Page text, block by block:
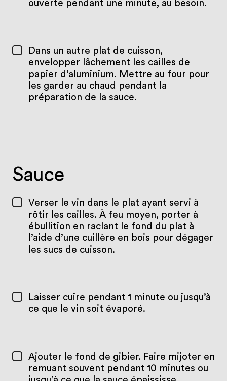
ouverte pendant une minute, au besoin.
Dans un autre plat de cuisson,
envelopper lâchement les cailles de
papier d’aluminium. Mettre au four pour
les garder au chaud pendant la
préparation de la sauce.
Sauce
Verser le vin dans le plat ayant servi à
rôtir les cailles. À feu moyen, porter à
ébullition en raclant le fond du plat à
l’aide d’une cuillère en bois pour dégager
les sucs de cuisson.
Laisser cuire pendant 1 minute ou jusqu’à
ce que le vin soit évaporé.
Ajouter le fond de gibier. Faire mijoter en
remuant souvent pendant 10 minutes ou